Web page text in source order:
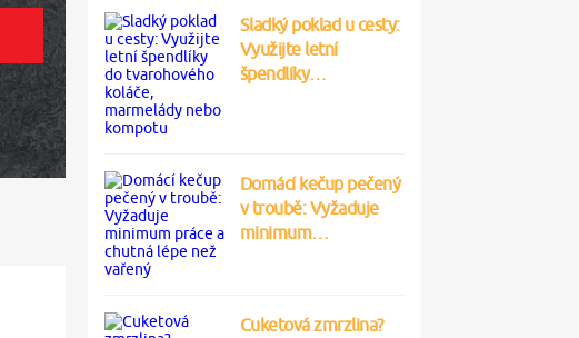
Sladký poklad u cesty:
Využijte letní
špendlíky…
Domácí kečup pečený
v troubě: Vyžaduje
minimum…
Cuketová zmrzlina?